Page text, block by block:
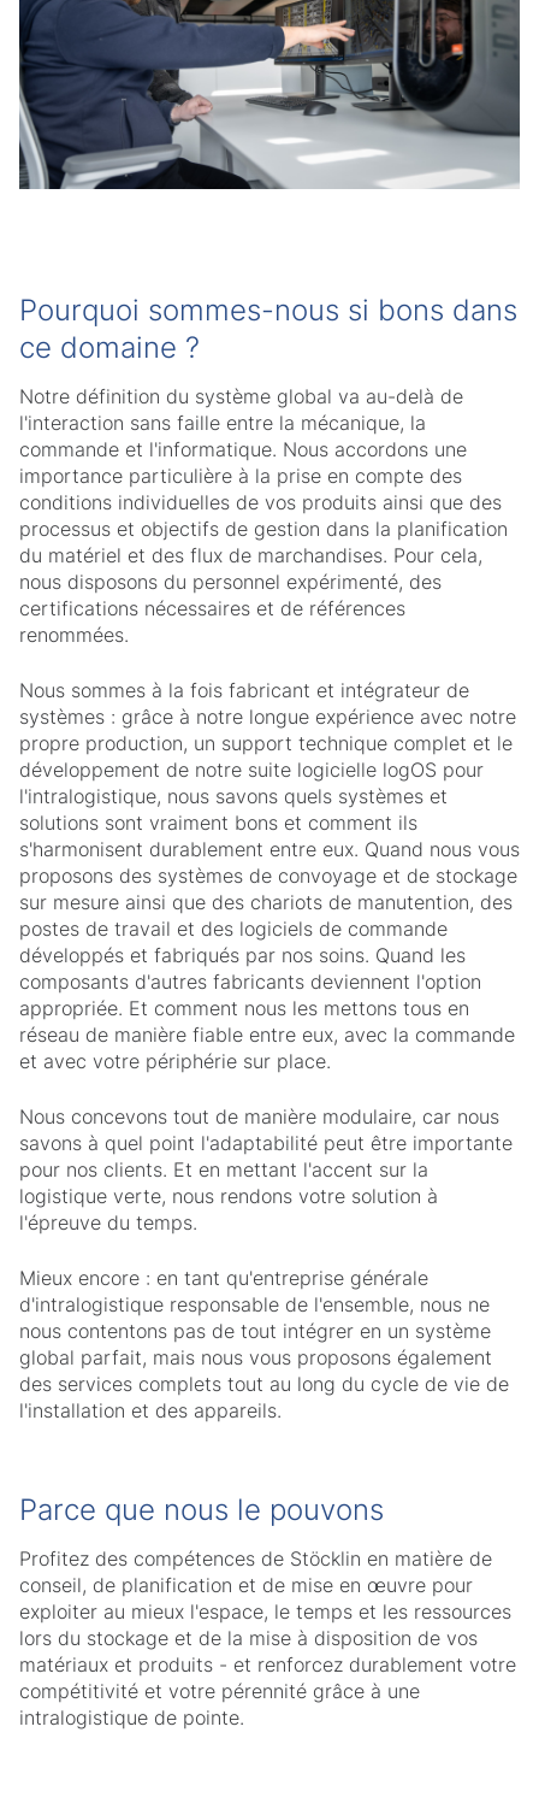
Pourquoi sommes-nous si bons dans
ce domaine ?
Notre définition du système global va au-delà de
l'interaction sans faille entre la mécanique, la
commande et l'informatique. Nous accordons une
importance particulière à la prise en compte des
conditions individuelles de vos produits ainsi que des
processus et objectifs de gestion dans la planification
du matériel et des flux de marchandises. Pour cela,
nous disposons du personnel expérimenté, des
certifications nécessaires et de références
renommées.
Nous sommes à la fois fabricant et intégrateur de
systèmes : grâce à notre longue expérience avec notre
propre production, un support technique complet et le
développement de notre suite logicielle logOS pour
l'intralogistique, nous savons quels systèmes et
solutions sont vraiment bons et comment ils
s'harmonisent durablement entre eux. Quand nous vous
proposons des systèmes de convoyage et de stockage
sur mesure ainsi que des chariots de manutention, des
postes de travail et des logiciels de commande
développés et fabriqués par nos soins. Quand les
composants d'autres fabricants deviennent l'option
appropriée. Et comment nous les mettons tous en
réseau de manière fiable entre eux, avec la commande
et avec votre périphérie sur place.
Nous concevons tout de manière modulaire, car nous
savons à quel point l'adaptabilité peut être importante
pour nos clients. Et en mettant l'accent sur la
logistique verte, nous rendons votre solution à
l'épreuve du temps.
Mieux encore : en tant qu'entreprise générale
d'intralogistique responsable de l'ensemble, nous ne
nous contentons pas de tout intégrer en un système
global parfait, mais nous vous proposons également
des services complets tout au long du cycle de vie de
l'installation et des appareils.
Parce que nous le pouvons
Profitez des compétences de Stöcklin en matière de
conseil, de planification et de mise en œuvre pour
exploiter au mieux l'espace, le temps et les ressources
lors du stockage et de la mise à disposition de vos
matériaux et produits - et renforcez durablement votre
compétitivité et votre pérennité grâce à une
intralogistique de pointe.